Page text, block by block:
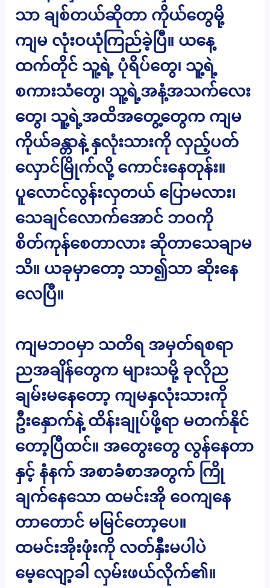
သာ ချစ်တယ်ဆိုတာ ကိုယ်တွေမို့
ကျမ လုံးဝယုံကြည်ခဲ့ပြီ။ ယနေ့
ထက်တိုင် သူ့ရဲ့ ပုံရိပ်တွေ၊ သူ့ရဲ့
စကားသံတွေ၊ သူ့ရဲ့အနံ့အသက်လေး
တွေ၊ သူ့ရဲ့အထိအတွေ့တွေက ကျမ
ကိုယ်ခန္တာနဲ့ နှလုံးသားကို လှည့်ပတ်
လှောင်မြိုက်လို့ ကောင်းနေတုန်း။
ပူလောင်လွန်းလှတယ် ပြောမလား၊
သေချင်လောက်အောင် ဘဝကို
စိတ်ကုန်စေတာလား ဆိုတာသေချာမ
သိ။ ယခုမှာတော့ သာ၍သာ ဆိုးနေ
လေပြီ။
ကျမဘဝမှာ သတိရ အမှတ်ရစရာ
ညအချိန်တွေက များသမို့ ခုလိုည
ချမ်းမနေတော့ ကျမနှလုံးသားကို
ဦးနှောက်နဲ့ ထိန်းချုပ်ဖို့ရာ မတက်နိုင်
တော့ပြီထင်။ အတွေးတွေ လွန်နေတာ
နှင့် နံနက် အစာခံစာအတွက် ကြို
ချက်နေသော ထမင်းအို ဝေကျနေ
တာတောင် မမြင်တော့ပေ။
ထမင်းအိုးဖုံးကို လတ်နှီးမပါပဲ
မေ့လျော့ခါ လှမ်းဖယ်လိုက်၏။